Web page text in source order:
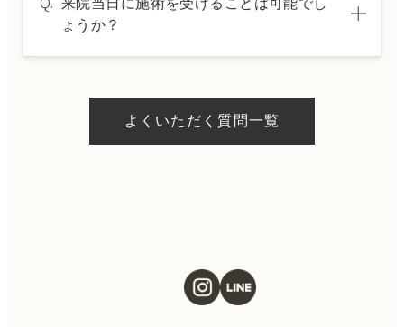
した分割払いも可能です。詳細は受付スタッ
フにお問い合わせください。
ょうか？
ただける施術もございます。当日の施術をご
希望の場合は、ご予約の際にお気軽にご相談
よくいただく質問一覧